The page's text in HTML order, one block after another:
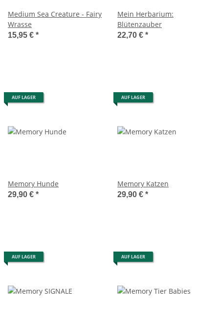
Medium Sea Creature - Fairy
Wrasse
15,95 € *
Mein Herbarium:
Blütenzauber
22,70 € *
AUF LAGER
Memory Hunde
29,90 € *
AUF LAGER
Memory Katzen
29,90 € *
AUF LAGER AUF LAGER